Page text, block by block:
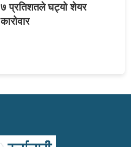
७ प्रतिशतले घट्यो शेयर
कारोवार